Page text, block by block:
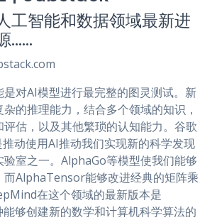
工智能和数据领域最新进
……
对AI模型进行最完整的图灵测试。新
的推理能力，结合多个领域的知识，
估，以及其他繁琐的认知能力。谷歌
动使用AI推动我们实现新的科学发现
室之一。AlphaGo等模型使我们能够
而AlphaTensor能够改进经典的矩阵乘
在这个领域的最新版本是
能够创建新的数学和计算机科学算法的